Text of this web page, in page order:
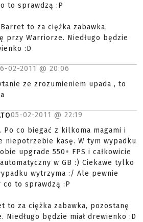
to sprawdzą :P
to za ciężka zabawka,
przy Warriorze. Niedługo będzie
:D
02-2011 @ 20:06
ze zrozumieniem upada , to
05-02-2011 @ 22:19
Po co biegać z kilkoma magami i
niepotrzebie kasę. W tym wypadku
upgrade 550+ FPS i całkowicie
w GB :) Ciekawe tylko
wytrzyma :/ Ale pewnie
co to sprawdzą :P
to za ciężka zabawka, pozostanę
Niedługo będzie miał drewienko :D